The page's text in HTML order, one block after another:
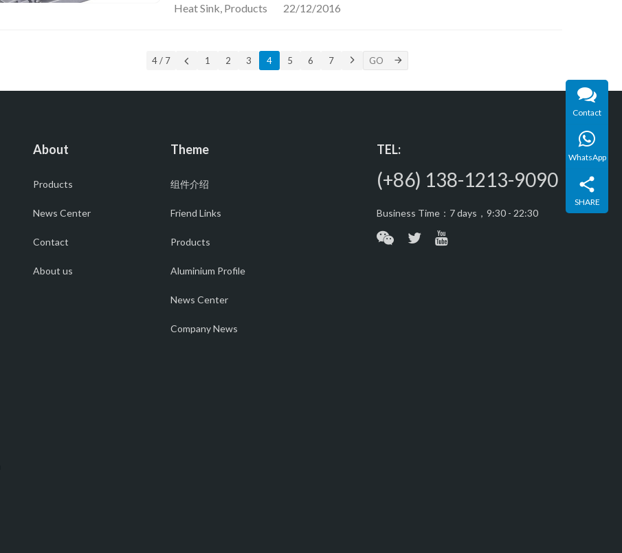
Heat Sink Products 22/12/2016
4 / 7 1 2 3 4 5 6 7
About
Products
News Center
Contact
About us
Theme
组件介绍
Friend Links
Products
Aluminium Profile
News Center
Company News
TEL:
(+86) 138-1213-9090
Business Time：7 days，9:30 - 22:30
Contact
WhatsApp
SHARE